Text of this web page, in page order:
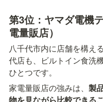
第3位：ヤマダ電機
電量販店）
八千代市内に店舗を構え
代店も、ビルトイン食洗
ひとつです。
家電量販店の強みは、 製
物を見ながら比較できる